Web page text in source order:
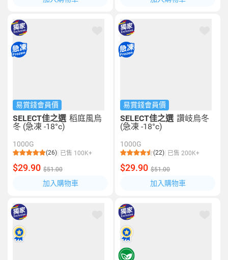
易賞錢會員價
SELECT佳之選 稻庭風烏
冬 (急凍 -18°c)
1000G
(26) 已售 100K+
$29.90 $51.00
加入購物車
易賞錢會員價
SELECT佳之選 讚岐烏冬
(急凍 -18°c)
1000G
(22) 已售 200K+
$29.90 $51.00
加入購物車